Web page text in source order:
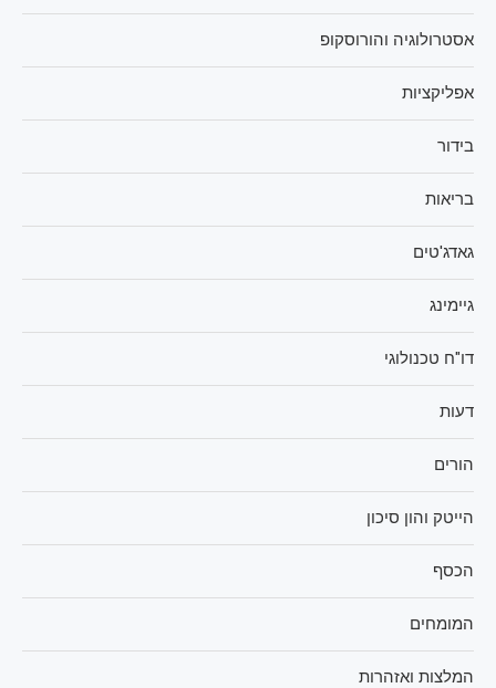
אסטרולוגיה והורוסקופ
אפליקציות
בידור
בריאות
גאדג'טים
גיימינג
דו"ח טכנולוגי
דעות
הורים
הייטק והון סיכון
הכסף
המומחים
המלצות ואזהרות